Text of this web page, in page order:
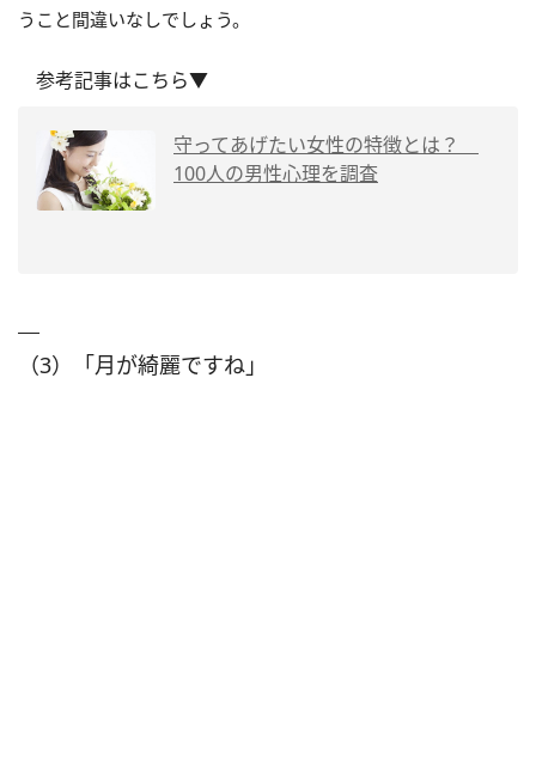
うこと間違いなしでしょう。
参考記事はこちら▼
守ってあげたい女性の特徴とは？
100人の男性心理を調査
（3）「月が綺麗ですね」